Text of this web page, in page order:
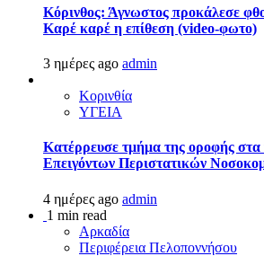
Κόρινθος: Άγνωστος προκάλεσε
Καρέ καρέ η επίθεση (video-φωτο)
3 ημέρες ago admin
Κορινθία
ΥΓΕΙΑ
Kατέρρευσε τμήμα της οροφής
Επειγόντων Περιστατικών
4 ημέρες ago admin
1 min read
Αρκαδία
Περιφέρεια Πελοποννήσου